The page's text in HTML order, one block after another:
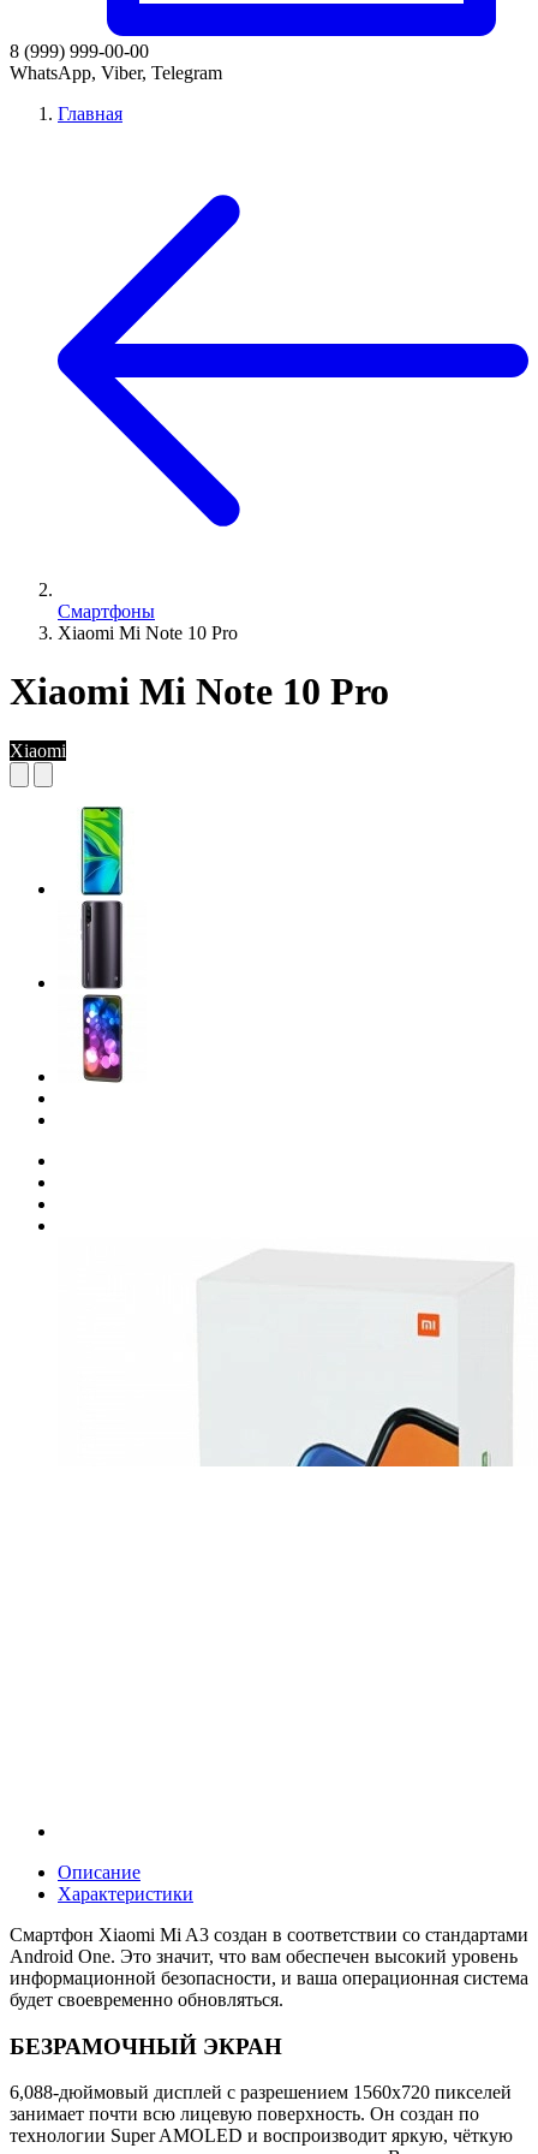
8 (999) 999-00-00
WhatsApp, Viber, Telegram
Главная
Смартфоны
Xiaomi Mi Note 10 Pro
Xiaomi Mi Note 10 Pro
Xiaomi
Описание
Характеристики
Смартфон Xiaomi Mi A3 создан в соответствии со стандартами
Android One. Это значит, что вам обеспечен высокий уровень
информационной безопасности, и ваша операционная система
будет своевременно обновляться.
БЕЗРАМОЧНЫЙ ЭКРАН
6,088-дюймовый дисплей с разрешением 1560х720 пикселей
занимает почти всю лицевую поверхность. Он создан по
технологии Super AMOLED и воспроизводит яркую, чёткую